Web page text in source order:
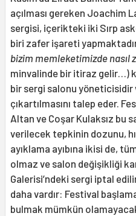
açılması gereken Joachim
sergisi, içerikteki iki Sırp
biri zafer işareti
bizim memleketimizde nasıl
minvalinde bir itiraz gelir…)
bir sergi salonu
çıkartılmasını talep eder.
Altan ve Coşar Kulaksız bu
verilecek tepkinin dozunu,
ayıklama ayıbına ikisi de,
olmaz ve salon değişikliği
Galerisi’ndeki sergi iptal
daha vardır: Festival
bulmak mümkün